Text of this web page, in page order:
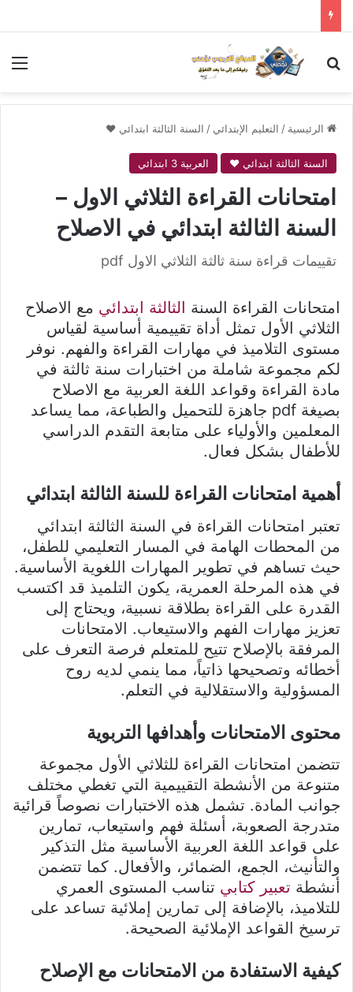
بحث عن
الرئيسية / التعليم الإبتدائي / السنة الثالثة ابتدائي ❤
السنة الثالثة ابتدائي ❤ العربية 3 ابتدائي
امتحانات القراءة الثلاثي الاول –
السنة الثالثة ابتدائي في الاصلاح
تقييمات قراءة سنة ثالثة الثلاثي الاول pdf
امتحانات القراءة السنة الثالثة ابتدائي مع الاصلاح
الثلاثي الأول تمثل أداة تقييمية أساسية لقياس
مستوى التلاميذ في مهارات القراءة والفهم. نوفر
لكم مجموعة شاملة من اختبارات سنة ثالثة في
مادة القراءة وقواعد اللغة العربية مع الاصلاح
بصيغة pdf جاهزة للتحميل والطباعة، مما يساعد
المعلمين والأولياء على متابعة التقدم الدراسي
للأطفال بشكل فعال.
أهمية امتحانات القراءة للسنة الثالثة ابتدائي
تعتبر امتحانات القراءة في السنة الثالثة ابتدائي
من المحطات الهامة في المسار التعليمي للطفل،
حيث تساهم في تطوير المهارات اللغوية الأساسية.
في هذه المرحلة العمرية، يكون التلميذ قد اكتسب
القدرة على القراءة بطلاقة نسبية، ويحتاج إلى
تعزيز مهارات الفهم والاستيعاب. الامتحانات
المرفقة بالإصلاح تتيح للمتعلم فرصة التعرف على
أخطائه وتصحيحها ذاتياً، مما ينمي لديه روح
المسؤولية والاستقلالية في التعلم.
محتوى الامتحانات وأهدافها التربوية
تتضمن امتحانات القراءة للثلاثي الأول مجموعة
متنوعة من الأنشطة التقييمية التي تغطي مختلف
جوانب المادة. تشمل هذه الاختبارات نصوصاً قرائية
متدرجة الصعوبة، أسئلة فهم واستيعاب، تمارين
على قواعد اللغة العربية الأساسية مثل التذكير
والتأنيث، الجمع، الضمائر، والأفعال. كما تتضمن
أنشطة تعبير كتابي تناسب المستوى العمري
للتلاميذ، بالإضافة إلى تمارين إملائية تساعد على
ترسيخ القواعد الإملائية الصحيحة.
كيفية الاستفادة من الامتحانات مع الإصلاح